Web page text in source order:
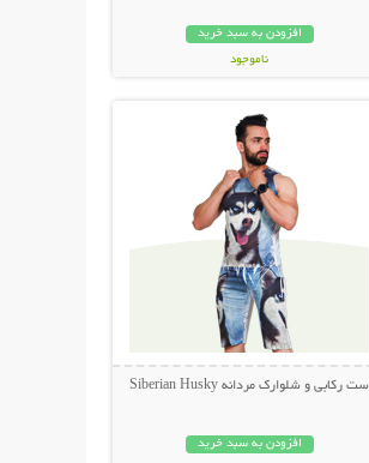
افزودن به سبد خرید
ناموجود
ست رکابی و شلوارک مردانه Siberian Husky
افزودن به سبد خرید